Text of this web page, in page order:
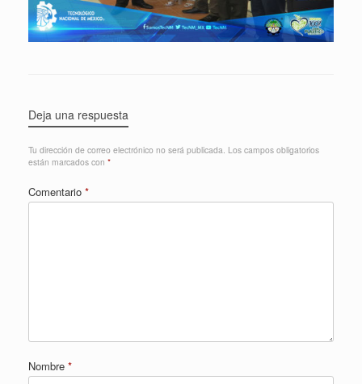
Deja una respuesta
Tu dirección de correo electrónico no será publicada. Los campos obligatorios
están marcados con *
Comentario *
Nombre *